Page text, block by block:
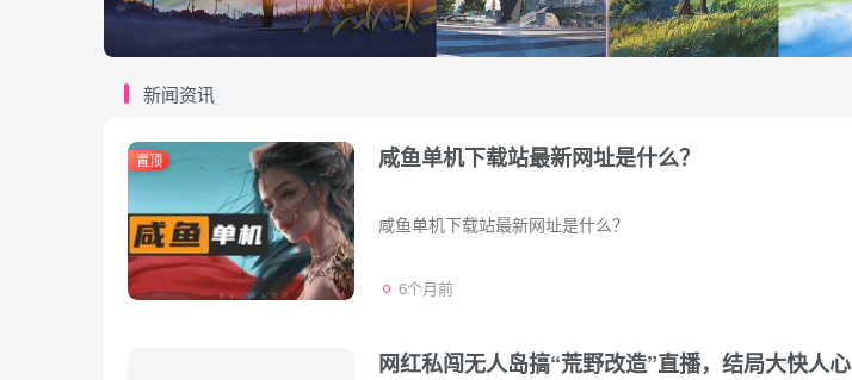
新闻资讯
置顶 咸鱼单机下载站最新网址是什么？
咸鱼单机下载站最新网址是什么？
6个月前
网红私闯无人岛搞“荒野改造”直播，结局大快人心